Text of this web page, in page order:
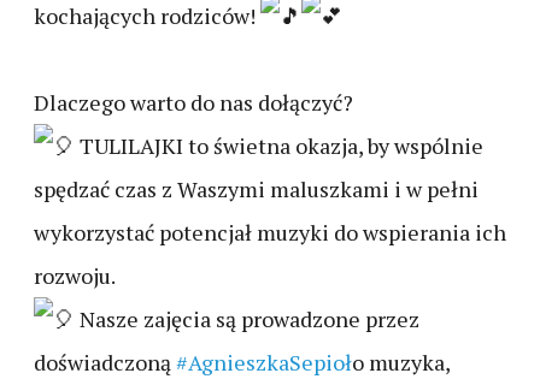
kochających rodziców!
Dlaczego warto do nas dołączyć?
TULILAJKI to świetna okazja, by wspólnie
spędzać czas z Waszymi maluszkami i w pełni
wykorzystać potencjał muzyki do wspierania ich
rozwoju.
Nasze zajęcia są prowadzone przez
doświadczoną#AgnieszkaSepioło muzyka,